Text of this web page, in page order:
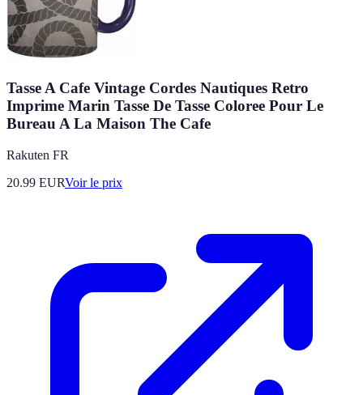
Tasse A Cafe Vintage Cordes Nautiques Retro
Imprime Marin Tasse De Tasse Coloree Pour Le
Bureau A La Maison The Cafe
Rakuten FR
20.99 EURVoir le prix